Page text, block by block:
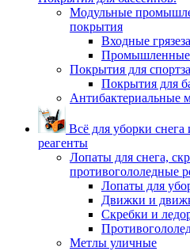
Модульные
покрытия
Входные
Промышленные
Покрытия для
Покрытия для
Антибактериальные
Всё для уборки
реагенты
Лопаты для снега,
противогололедные
Лопаты для
Движки и
Скребки и
Метлы уличные